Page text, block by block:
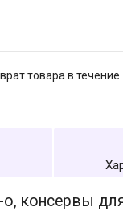
товара в течение
о, консервы